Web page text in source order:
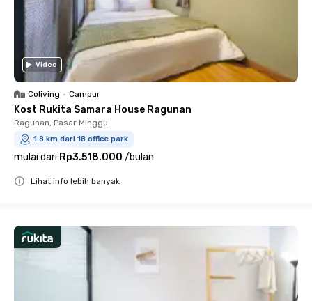
Video
Coliving • Campur
Kost Rukita Samara House Ragunan
Ragunan, Pasar Minggu
1.8 km dari 18 office park
mulai dari Rp3.518.000 /bulan
Lihat info lebih banyak